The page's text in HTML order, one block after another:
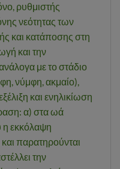
ρυθμιστής
νεότητας των
και κατάποσης στη
και την
με το στάδιο
νύμφη, ακμαίο),
και ενηλικίωση
α) στα ωά
η εκκόλαψη
και παρατηρούνται
την